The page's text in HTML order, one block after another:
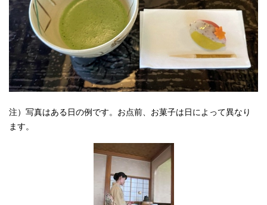
注）写真はある日の例です。お点前、お菓子は日によって異なり
ます。